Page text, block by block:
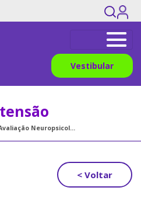
Vestibular
Neuropsicológica de Crianças e Adolescentes
< Voltar